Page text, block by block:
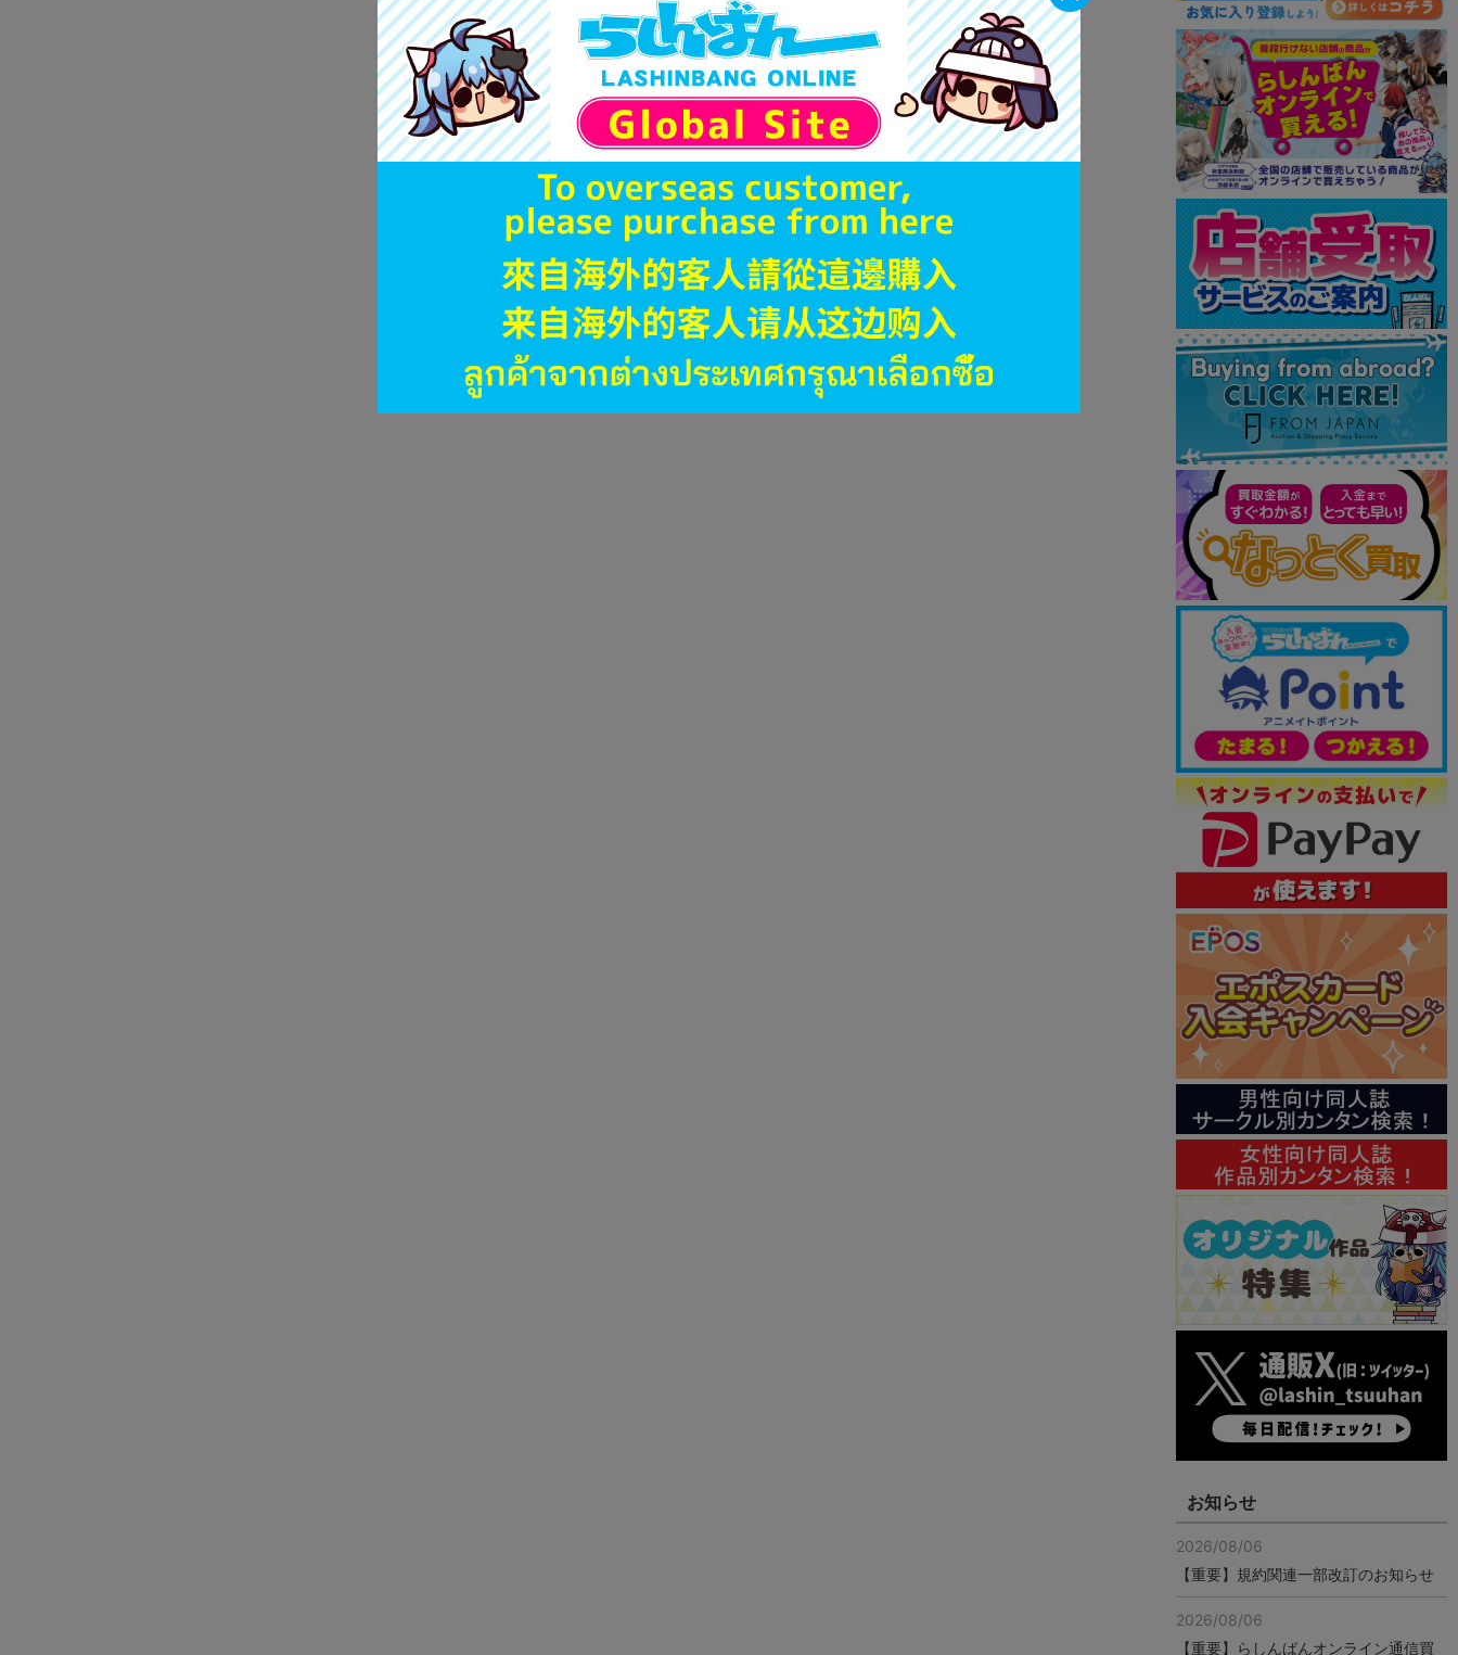
お知らせ
2026/08/06
【重要】規約関連一部改訂のお知らせ
2026/08/06
【重要】らしんばんオンライン通信買